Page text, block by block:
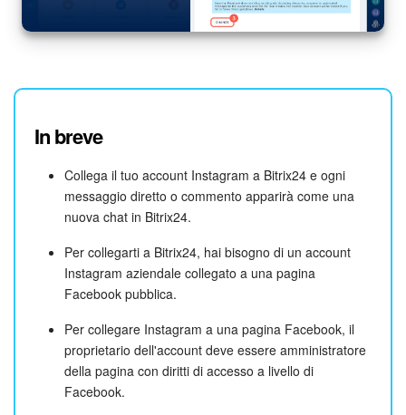
In breve
Collega il tuo account Instagram a Bitrix24 e ogni
messaggio diretto o commento apparirà come una
nuova chat in Bitrix24.
Per collegarti a Bitrix24, hai bisogno di un account
Instagram aziendale collegato a una pagina
Facebook pubblica.
Per collegare Instagram a una pagina Facebook, il
proprietario dell'account deve essere amministratore
della pagina con diritti di accesso a livello di
Facebook.